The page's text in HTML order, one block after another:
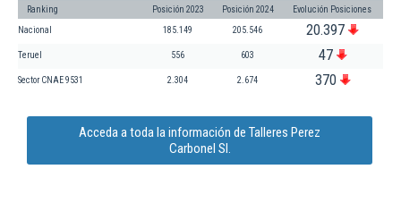
Ranking Posición 2023 Posición 2024 Evolución Posiciones
Nacional 185.149 205.546 20.397
Teruel 556 603 47
Sector CNAE 9531 2.304 2.674 370
Acceda a toda la información de Talleres Perez
Carbonel Sl.